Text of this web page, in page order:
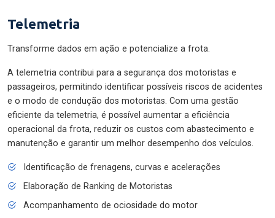
Telemetria
Transforme dados em ação e potencialize a frota.
A telemetria contribui para a segurança dos motoristas e
passageiros, permitindo identificar possíveis riscos de acidentes
e o modo de condução dos motoristas. Com uma gestão
eficiente da telemetria, é possível aumentar a eficiência
operacional da frota, reduzir os custos com abastecimento e
manutenção e garantir um melhor desempenho dos veículos.
Identificação de frenagens, curvas e acelerações
Elaboração de Ranking de Motoristas
Acompanhamento de ociosidade do motor